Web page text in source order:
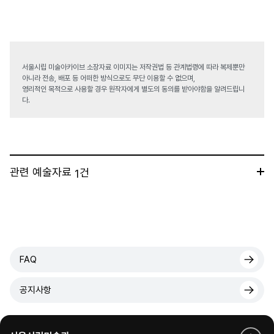
서울시립 미술아카이브 소장자료 이미지는 저작권법 등 관계법령에 따라 복제뿐만
아니라 전송, 배포 등 어떠한 방식으로도 무단 이용할 수 없으며,
영리적인 목적으로 사용할 경우 원작자에게 별도의 동의를 받아야함을 알려드립니
다.
관련 예술자료 1건
FAQ
공지사항